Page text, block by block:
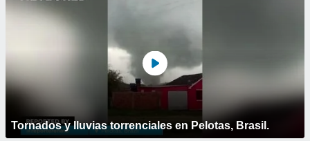
Tornados y lluvias torrenciales en Pelotas, Brasil.